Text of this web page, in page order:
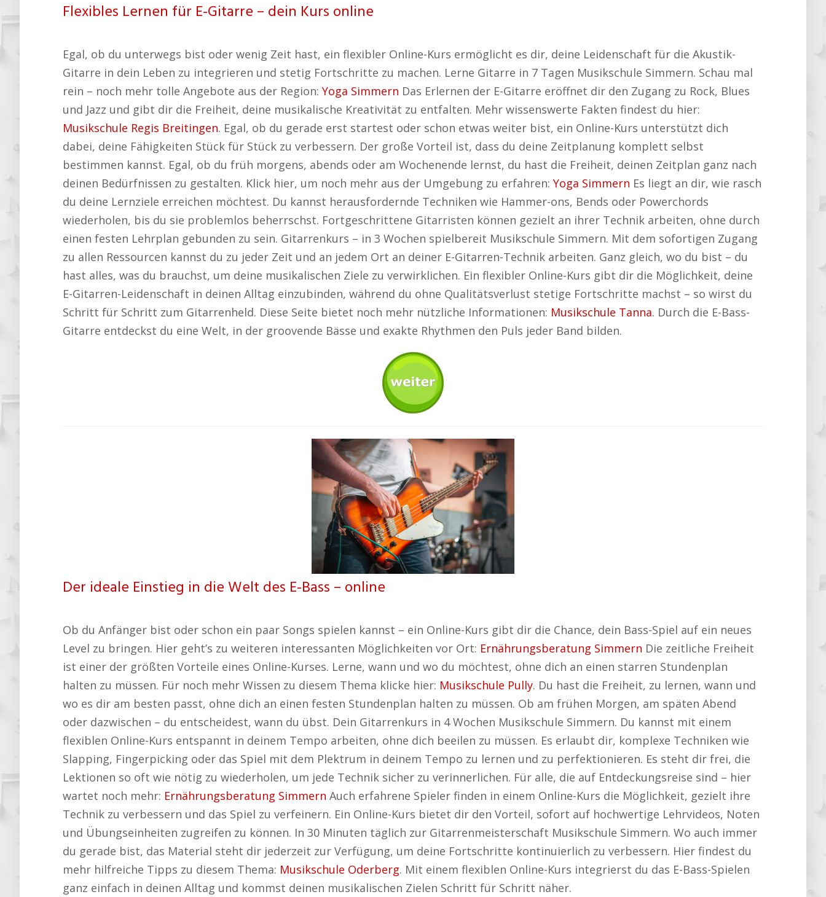
Flexibles Lernen für E-Gitarre – dein Kurs online
Egal, ob du unterwegs bist oder wenig Zeit hast, ein flexibler Online-Kurs ermöglicht es dir, deine Leidenschaft für die Akustik-
Gitarre in dein Leben zu integrieren und stetig Fortschritte zu machen. Lerne Gitarre in 7 Tagen Musikschule Simmern. Schau mal
rein – noch mehr tolle Angebote aus der Region: Yoga Simmern Das Erlernen der E-Gitarre eröffnet dir den Zugang zu Rock, Blues
und Jazz und gibt dir die Freiheit, deine musikalische Kreativität zu entfalten. Mehr wissenswerte Fakten findest du hier:
Musikschule Regis Breitingen. Egal, ob du gerade erst startest oder schon etwas weiter bist, ein Online-Kurs unterstützt dich
dabei, deine Fähigkeiten Stück für Stück zu verbessern. Der große Vorteil ist, dass du deine Zeitplanung komplett selbst
bestimmen kannst. Egal, ob du früh morgens, abends oder am Wochenende lernst, du hast die Freiheit, deinen Zeitplan ganz nach
deinen Bedürfnissen zu gestalten. Klick hier, um noch mehr aus der Umgebung zu erfahren: Yoga Simmern Es liegt an dir, wie rasch
du deine Lernziele erreichen möchtest. Du kannst herausfordernde Techniken wie Hammer-ons, Bends oder Powerchords
wiederholen, bis du sie problemlos beherrschst. Fortgeschrittene Gitarristen können gezielt an ihrer Technik arbeiten, ohne durch
einen festen Lehrplan gebunden zu sein. Gitarrenkurs – in 3 Wochen spielbereit Musikschule Simmern. Mit dem sofortigen Zugang
zu allen Ressourcen kannst du zu jeder Zeit und an jedem Ort an deiner E-Gitarren-Technik arbeiten. Ganz gleich, wo du bist – du
hast alles, was du brauchst, um deine musikalischen Ziele zu verwirklichen. Ein flexibler Online-Kurs gibt dir die Möglichkeit, deine
E-Gitarren-Leidenschaft in deinen Alltag einzubinden, während du ohne Qualitätsverlust stetige Fortschritte machst – so wirst du
Schritt für Schritt zum Gitarrenheld. Diese Seite bietet noch mehr nützliche Informationen: Musikschule Tanna. Durch die E-Bass-
Gitarre entdeckst du eine Welt, in der groovende Bässe und exakte Rhythmen den Puls jeder Band bilden.
Der ideale Einstieg in die Welt des E-Bass – online
Ob du Anfänger bist oder schon ein paar Songs spielen kannst – ein Online-Kurs gibt dir die Chance, dein Bass-Spiel auf ein neues
Level zu bringen. Hier geht’s zu weiteren interessanten Möglichkeiten vor Ort: Ernährungsberatung Simmern Die zeitliche Freiheit
ist einer der größten Vorteile eines Online-Kurses. Lerne, wann und wo du möchtest, ohne dich an einen starren Stundenplan
halten zu müssen. Für noch mehr Wissen zu diesem Thema klicke hier: Musikschule Pully. Du hast die Freiheit, zu lernen, wann und
wo es dir am besten passt, ohne dich an einen festen Stundenplan halten zu müssen. Ob am frühen Morgen, am späten Abend
oder dazwischen – du entscheidest, wann du übst. Dein Gitarrenkurs in 4 Wochen Musikschule Simmern. Du kannst mit einem
flexiblen Online-Kurs entspannt in deinem Tempo arbeiten, ohne dich beeilen zu müssen. Es erlaubt dir, komplexe Techniken wie
Slapping, Fingerpicking oder das Spiel mit dem Plektrum in deinem Tempo zu lernen und zu perfektionieren. Es steht dir frei, die
Lektionen so oft wie nötig zu wiederholen, um jede Technik sicher zu verinnerlichen. Für alle, die auf Entdeckungsreise sind – hier
wartet noch mehr: Ernährungsberatung Simmern Auch erfahrene Spieler finden in einem Online-Kurs die Möglichkeit, gezielt ihre
Technik zu verbessern und das Spiel zu verfeinern. Ein Online-Kurs bietet dir den Vorteil, sofort auf hochwertige Lehrvideos, Noten
und Übungseinheiten zugreifen zu können. In 30 Minuten täglich zur Gitarrenmeisterschaft Musikschule Simmern. Wo auch immer
du gerade bist, das Material steht dir jederzeit zur Verfügung, um deine Fortschritte kontinuierlich zu verbessern. Hier findest du
mehr hilfreiche Tipps zu diesem Thema: Musikschule Oderberg. Mit einem flexiblen Online-Kurs integrierst du das E-Bass-Spielen
ganz einfach in deinen Alltag und kommst deinen musikalischen Zielen Schritt für Schritt näher.